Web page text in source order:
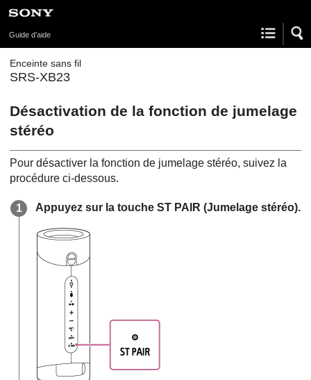
Guide d’aide
Enceinte sans fil
SRS-XB23
Désactivation de la fonction de jumelage
stéréo
Pour désactiver la fonction de jumelage stéréo, suivez la
procédure ci-dessous.
Appuyez sur la touche ST PAIR (Jumelage stéréo).